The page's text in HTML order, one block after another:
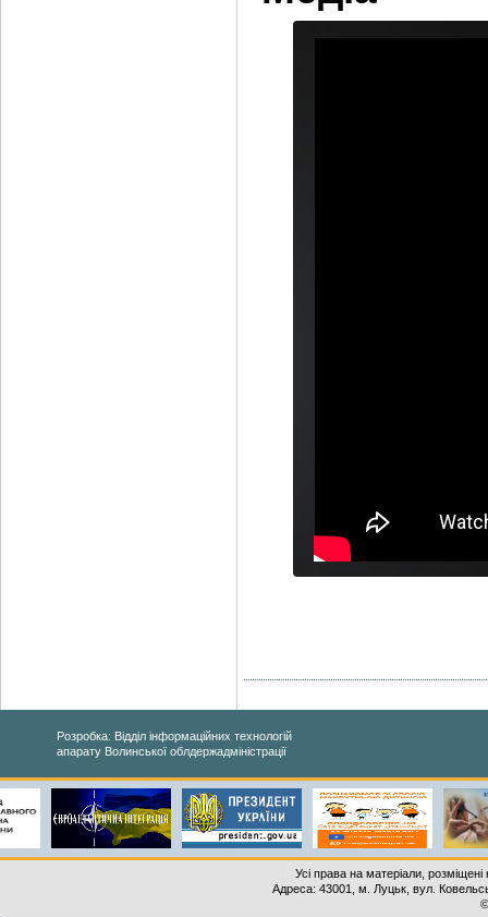
Розробка: Відділ інформаційних технологій
апарату Волинської облдержадміністрації
Усі права на матеріали,
Адреса: 43001, м. Луцьк, вул.